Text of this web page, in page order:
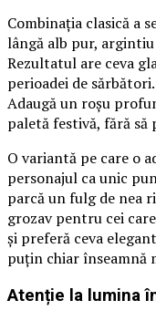
Combinația clasică a
lângă alb pur,
Rezultatul are ceva
perioadei de
Adaugă un roșu
paletă festivă, fără
O variantă pe care o
personajul ca unic
parcă un fulg de nea
grozav pentru cei
și preferă ceva
puțin chiar înseamnă
Atenție la lumina